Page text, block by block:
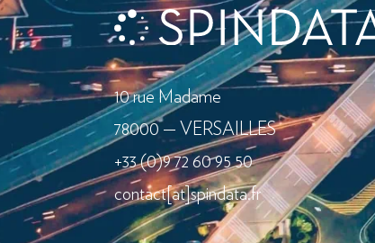
10 rue Madame
78000 — VERSAILLES
+33 (0)9 72 60 95 50
contact[at]spindata.fr